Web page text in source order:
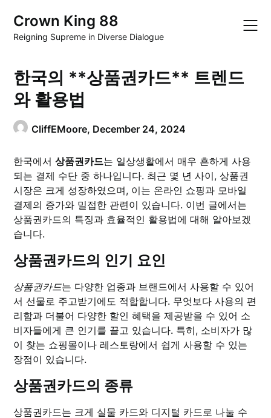
content
Crown King 88
Reigning Supreme in Diverse Dialogue
한국의 **상품권카드** 트렌드
와 활용법
CliffEMoore, December 24, 2024
한국에서상품권카드는 일상생활에서 매우 흔하게 사용
되는 결제 수단 중 하나입니다. 최근 몇 년 사이, 상품권
시장은 크게 성장하였으며, 이는 온라인 쇼핑과 모바일
결제의 증가와 밀접한 관련이 있습니다. 이번 글에서는
상품권카드의 특징과 효율적인 활용법에 대해 알아보겠
습니다.
상품권카드의 인기 요인
상품권카드는 다양한 업종과 브랜드에서 사용할 수 있어
서 선물로 주고받기에도 적합합니다. 무엇보다 사용의 편
리함과 더불어 다양한 할인 혜택을 제공받을 수 있어 소
비자들에게 큰 인기를 끌고 있습니다. 특히, 소비자가 많
이 찾는 쇼핑몰이나 레스토랑에서 쉽게 사용할 수 있는
장점이 있습니다.
상품권카드의 종류
상품권카드는 크게 실물 카드와 디지털 카드로 나눌 수